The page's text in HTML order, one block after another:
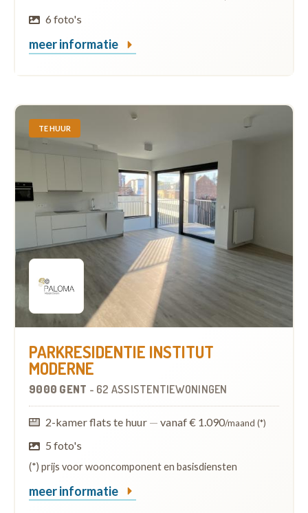
6 foto's
meer informatie
TE HUUR
PARKRESIDENTIE INSTITUT
MODERNE
9000 GENT - 62 ASSISTENTIEWONINGEN
2-kamer flats te huur — vanaf € 1.090/maand (*)
5 foto's
(*) prijs voor wooncomponent en basisdiensten
meer informatie